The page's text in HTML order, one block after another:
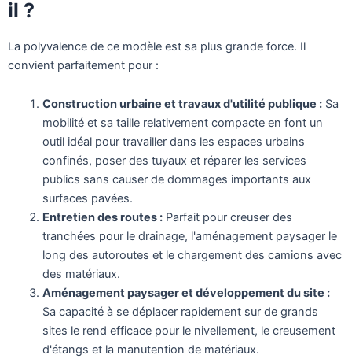
il ?
La polyvalence de ce modèle est sa plus grande force. Il
convient parfaitement pour :
Construction urbaine et travaux d'utilité publique :Sa
mobilité et sa taille relativement compacte en font un
outil idéal pour travailler dans les espaces urbains
confinés, poser des tuyaux et réparer les services
publics sans causer de dommages importants aux
surfaces pavées.
Entretien des routes :Parfait pour creuser des
tranchées pour le drainage, l'aménagement paysager le
long des autoroutes et le chargement des camions avec
des matériaux.
Aménagement paysager et développement du site :
Sa capacité à se déplacer rapidement sur de grands
sites le rend efficace pour le nivellement, le creusement
d'étangs et la manutention de matériaux.